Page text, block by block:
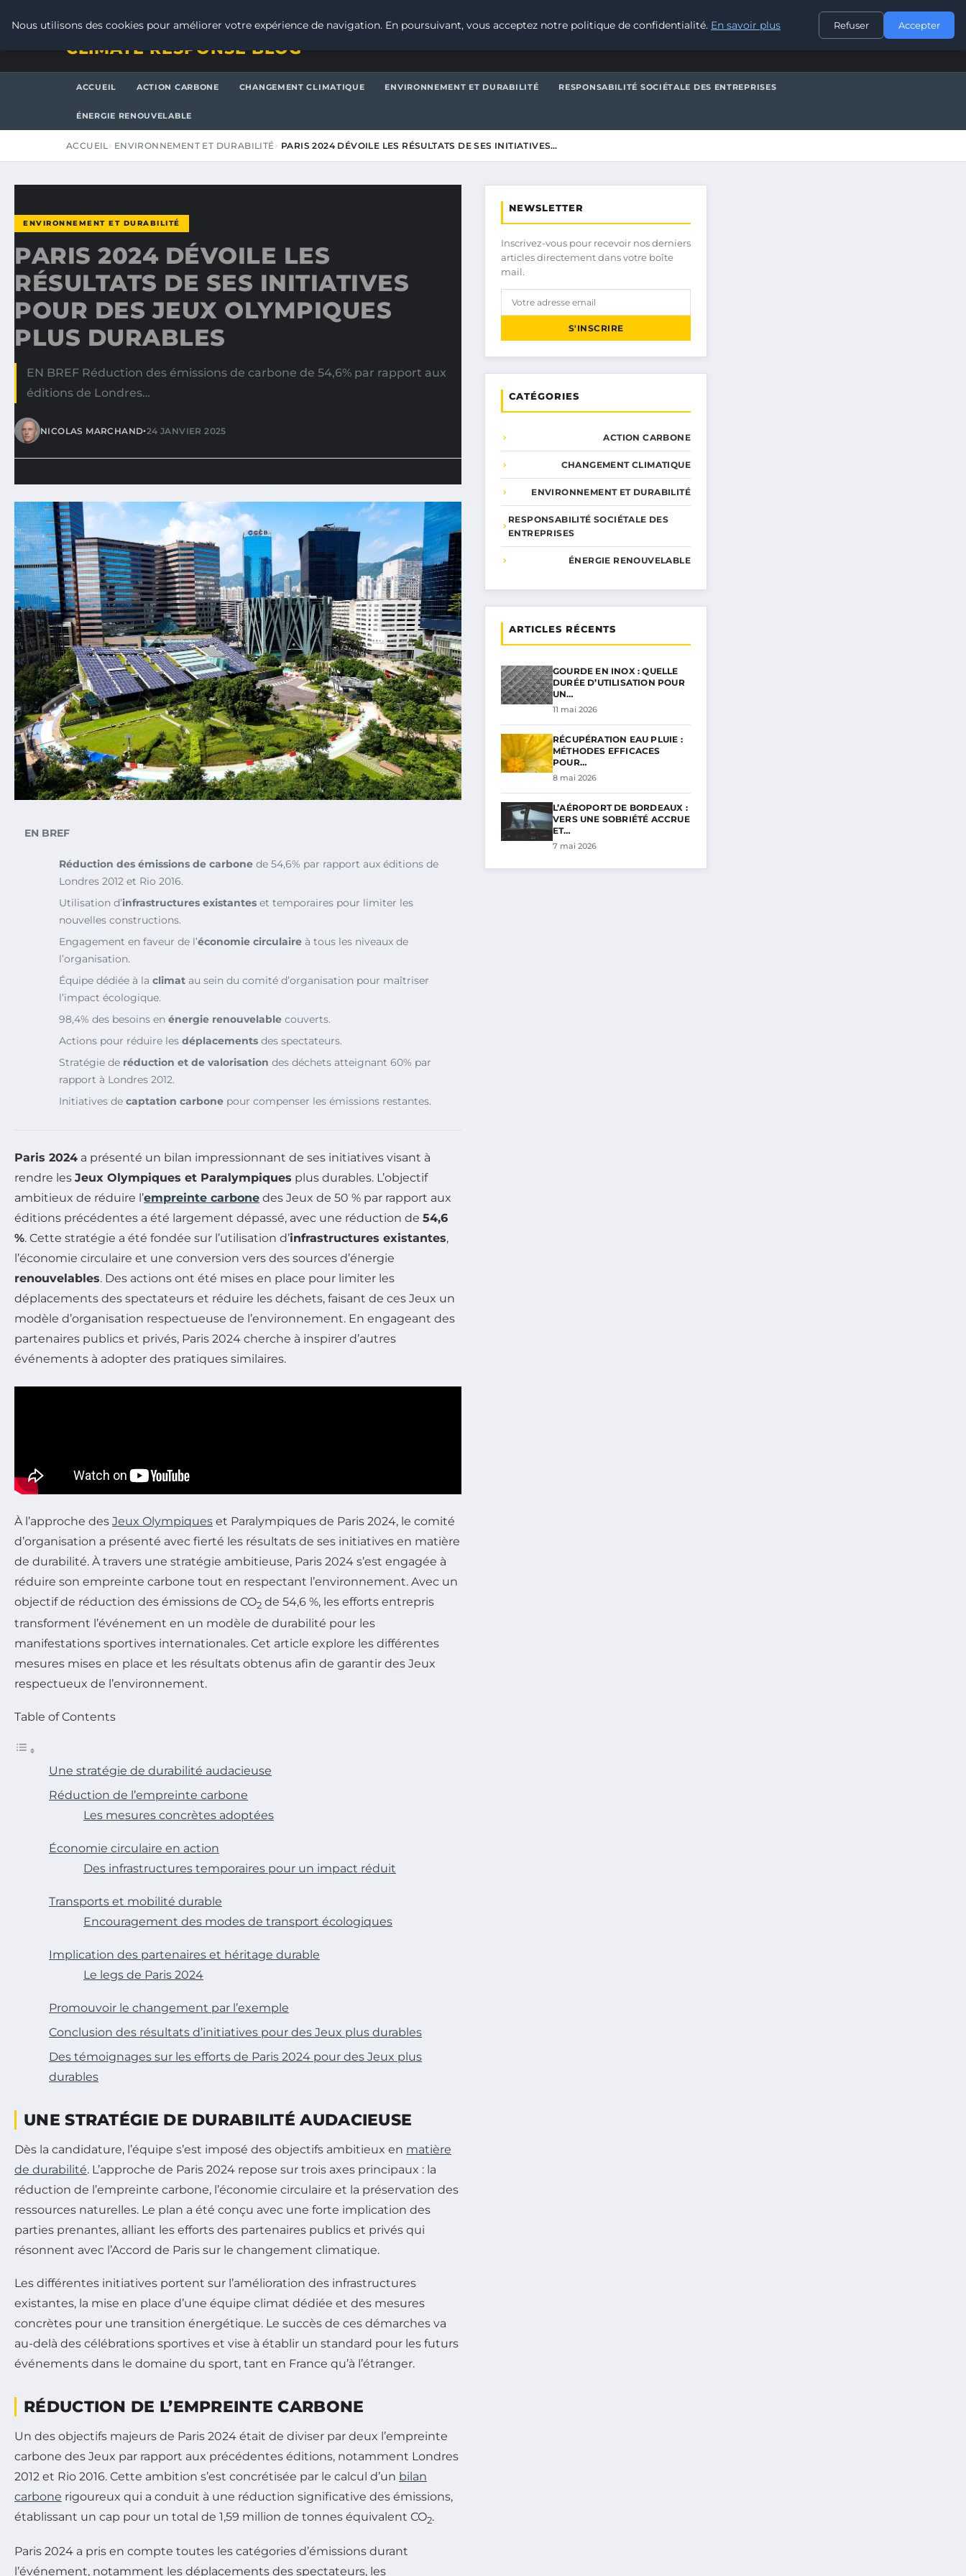
CONTACT
CLIMATE RESPONSE BLOG
ACCUEIL ACTION CARBONE CHANGEMENT CLIMATIQUE ENVIRONNEMENT ET DURABILITÉ RESPONSABILITÉ SOCIÉTALE DES ENTREPRISES
ÉNERGIE RENOUVELABLE
ACCUEIL ENVIRONNEMENT ET DURABILITÉ PARIS 2024 DÉVOILE LES RÉSULTATS DE SES INITIATIVES…
ENVIRONNEMENT ET DURABILITÉ
PARIS 2024 DÉVOILE LES
RÉSULTATS DE SES INITIATIVES
POUR DES JEUX OLYMPIQUES
PLUS DURABLES
EN BREF Réduction des émissions de carbone de 54,6% par rapport aux
éditions de Londres…
NICOLAS MARCHAND•24 JANVIER 2025
EN BREF
Réduction des émissions de carbone de 54,6% par rapport aux éditions de
Londres 2012 et Rio 2016.
Utilisation d’infrastructures existantes et temporaires pour limiter les
nouvelles constructions.
Engagement en faveur de l’économie circulaire à tous les niveaux de
l’organisation.
Équipe dédiée à la climat au sein du comité d’organisation pour maîtriser
l’impact écologique.
98,4% des besoins en énergie renouvelable couverts.
Actions pour réduire les déplacements des spectateurs.
Stratégie de réduction et de valorisation des déchets atteignant 60% par
rapport à Londres 2012.
Initiatives de captation carbone pour compenser les émissions restantes.
Paris 2024 a présenté un bilan impressionnant de ses initiatives visant à
rendre les Jeux Olympiques et Paralympiques plus durables. L’objectif
ambitieux de réduire l’empreinte carbone des Jeux de 50 % par rapport aux
éditions précédentes a été largement dépassé, avec une réduction de 54,6
%. Cette stratégie a été fondée sur l’utilisation d’infrastructures existantes,
l’économie circulaire et une conversion vers des sources d’énergie
renouvelables. Des actions ont été mises en place pour limiter les
déplacements des spectateurs et réduire les déchets, faisant de ces Jeux un
modèle d’organisation respectueuse de l’environnement. En engageant des
partenaires publics et privés, Paris 2024 cherche à inspirer d’autres
événements à adopter des pratiques similaires.
À l’approche des Jeux Olympiques et Paralympiques de Paris 2024, le comité
d’organisation a présenté avec fierté les résultats de ses initiatives en matière
de durabilité. À travers une stratégie ambitieuse, Paris 2024 s’est engagée à
réduire son empreinte carbone tout en respectant l’environnement. Avec un
objectif de réduction des émissions de CO2 de 54,6 %, les efforts entrepris
transforment l’événement en un modèle de durabilité pour les
manifestations sportives internationales. Cet article explore les différentes
mesures mises en place et les résultats obtenus afin de garantir des Jeux
respectueux de l’environnement.
Table of Contents
Une stratégie de durabilité audacieuse
Réduction de l’empreinte carbone
Les mesures concrètes adoptées
Économie circulaire en action
Des infrastructures temporaires pour un impact réduit
Transports et mobilité durable
Encouragement des modes de transport écologiques
Implication des partenaires et héritage durable
Le legs de Paris 2024
Promouvoir le changement par l’exemple
Conclusion des résultats d’initiatives pour des Jeux plus durables
Des témoignages sur les efforts de Paris 2024 pour des Jeux plus
durables
UNE STRATÉGIE DE DURABILITÉ AUDACIEUSE
Dès la candidature, l’équipe s’est imposé des objectifs ambitieux en matière
de durabilité. L’approche de Paris 2024 repose sur trois axes principaux : la
réduction de l’empreinte carbone, l’économie circulaire et la préservation des
ressources naturelles. Le plan a été conçu avec une forte implication des
parties prenantes, alliant les efforts des partenaires publics et privés qui
résonnent avec l’Accord de Paris sur le changement climatique.
Les différentes initiatives portent sur l’amélioration des infrastructures
existantes, la mise en place d’une équipe climat dédiée et des mesures
concrètes pour une transition énergétique. Le succès de ces démarches va
au-delà des célébrations sportives et vise à établir un standard pour les futurs
événements dans le domaine du sport, tant en France qu’à l’étranger.
RÉDUCTION DE L’EMPREINTE CARBONE
Un des objectifs majeurs de Paris 2024 était de diviser par deux l’empreinte
carbone des Jeux par rapport aux précédentes éditions, notamment Londres
2012 et Rio 2016. Cette ambition s’est concrétisée par le calcul d’un bilan
carbone rigoureux qui a conduit à une réduction significative des émissions,
établissant un cap pour un total de 1,59 million de tonnes équivalent CO2.
Paris 2024 a pris en compte toutes les catégories d’émissions durant
l’événement, notamment les déplacements des spectateurs, les
NEWSLETTER
Inscrivez-vous pour recevoir nos derniers
articles directement dans votre boîte
mail.
S'INSCRIRE
CATÉGORIES
ACTION CARBONE
CHANGEMENT CLIMATIQUE
ENVIRONNEMENT ET DURABILITÉ
RESPONSABILITÉ SOCIÉTALE DES
ENTREPRISES
ÉNERGIE RENOUVELABLE
ARTICLES RÉCENTS
GOURDE EN INOX : QUELLE
DURÉE D’UTILISATION POUR
UN…
11 mai 2026
RÉCUPÉRATION EAU PLUIE :
MÉTHODES EFFICACES
POUR…
8 mai 2026
L’AÉROPORT DE BORDEAUX :
VERS UNE SOBRIÉTÉ ACCRUE
ET…
7 mai 2026
Nous utilisons des cookies pour améliorer votre expérience de navigation. En poursuivant, vous acceptez notre politique de confidentialité. En savoir plus Refuser Accepter